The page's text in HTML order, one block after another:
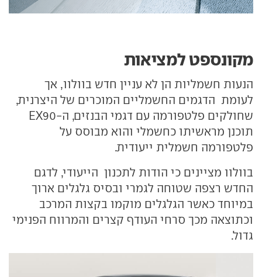
מקונספט למציאות
הנעות חשמליות הן לא עניין חדש בוולוו, אך
לעומת הדגמים החשמליים המוכרים של היצרנית,
שחולקים פלטפורמה עם דגמי הבנזים, ה-EX90
תוכנן מראשיתו כחשמלי והוא מבוסס על
פלטפורמה חשמלית ייעודית.
בוולוו מציינים כי הודות לתכנון הייעודי, לדגם
החדש רצפה שטוחה לגמרי ובסיס גלגלים ארוך
במיוחד כאשר הגלגלים מוקמו בקצות המרכב
וכתוצאה מכך סרחי העודף קצרים והמרווח הפנימי
גדול.